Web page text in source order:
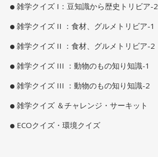
雑学クイズ I：豆知識から歴史トリビア-2
雑学クイズ II ：食材、グルメトリビア-1
雑学クイズ II ：食材、グルメトリビア-2
雑学クイズ III ：動物のもの知り知識-1
雑学クイズ III ：動物のもの知り知識-2
雑学クイズ ＆チャレンジ・サーキット
ECOクイズ・環境クイズ